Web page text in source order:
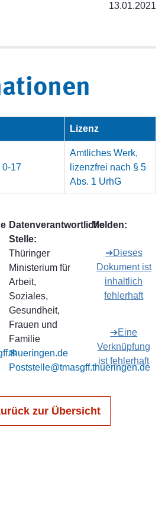
13.01.2021
Lizenz
0-17
Amtliches Werk,
lizenzfrei nach § 5
Abs. 1 UrhG
Datenverantwortliche
Stelle:
Thüringer
Ministerium für
Arbeit,
Soziales,
Gesundheit,
Frauen und
Familie
✉
Poststelle@tmasgff.thueringen.de
Melden:
➔Dieses
Dokument ist
inhaltlich
fehlerhaft
➔Eine
Verknüpfung
ist fehlerhaft
zur Übersicht